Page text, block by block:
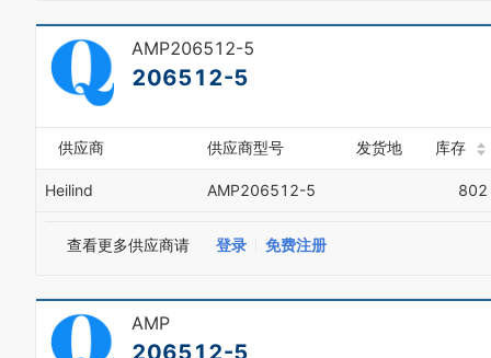
4
5
6
7
3
4
AMP206512-5
206512-5
供应商 供应商型号 发货地 库存
Heilind AMP206512-5 802
查看更多供应商请 登录 免费注册
AMP
206512-5